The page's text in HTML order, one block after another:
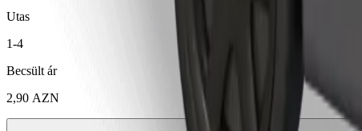
Utas
1-4
Becsült ár
2,90 AZN